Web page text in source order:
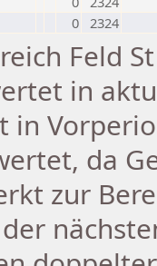
0 2324
Feld
in
in
da
zur